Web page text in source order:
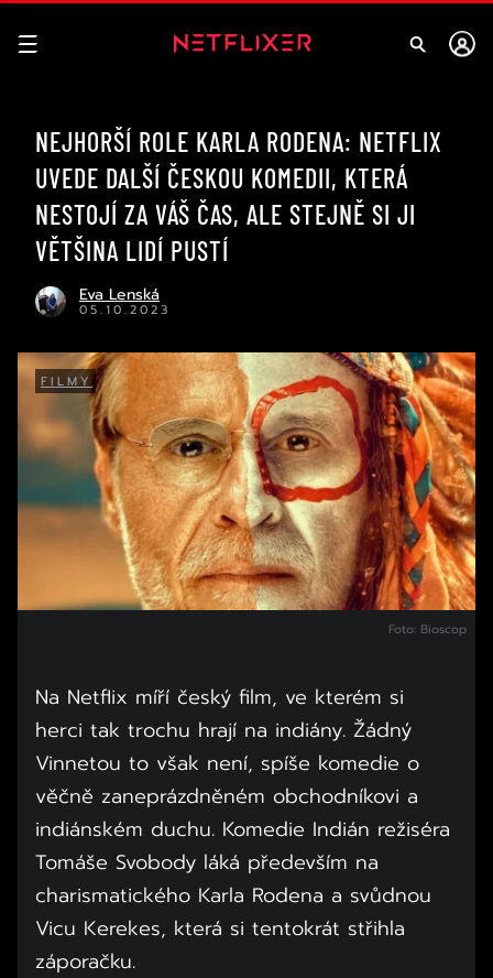
NEJHORŠÍ ROLE KARLA RODENA: NETFLIX
UVEDE DALŠÍ ČESKOU KOMEDII, KTERÁ
NESTOJÍ ZA VÁŠ ČAS, ALE STEJNĚ SI JI
VĚTŠINA LIDÍ PUSTÍ
Eva Lenská
05.10.2023
FILMY
Foto: Bioscop
Na Netflix míří český film, ve kterém si
herci tak trochu hrají na indiány. Žádný
Vinnetou to však není, spíše komedie o
věčně zaneprázdněném obchodníkovi a
indiánském duchu. Komedie Indián režiséra
Tomáše Svobody láká především na
charismatického Karla Rodena a svůdnou
Vicu Kerekes, která si tentokrát střihla
záporačku.